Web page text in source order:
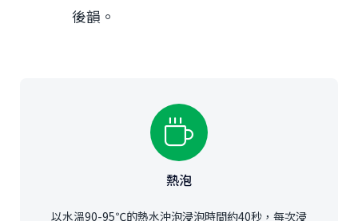
後韻。
熱泡
以水溫90-95℃的熱水沖泡浸泡時間約40秒，每次浸